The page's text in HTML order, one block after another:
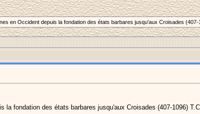
en­ Occident depuis la fondation­ des états barbares­ jusqu'aux Croisades
la fondation des états barbares jusqu'aux Croisades (407-1096)